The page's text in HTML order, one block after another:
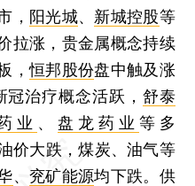
， 阳光城、 新城控股等
拉涨，贵金属概念持续
，恒邦股份盘中触及涨
冠治疗概念活跃， 舒泰
业 、 盘龙药业 等多
价大跌，煤炭、油气等
、 兖矿能源均下跌。供